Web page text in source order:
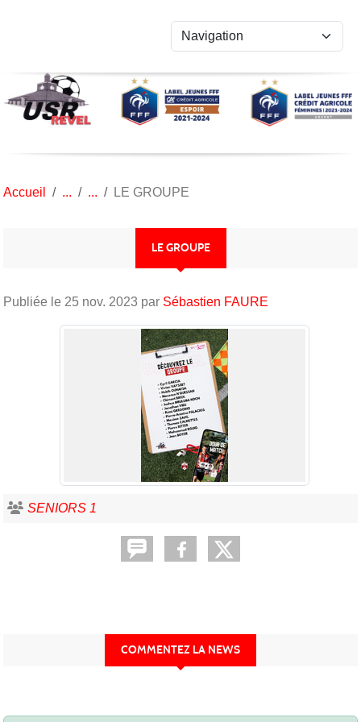
Accueil LE GROUPE
LE GROUPE
Publiée le 25 nov. 2023 par Sébastien FAURE
SENIORS 1
COMMENTEZ LA NEWS